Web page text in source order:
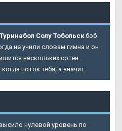
Туринабол Солу Тобольск боб
не учили словам гимна и он
нескольких сотен
поток тебя, а значит.
нулевой уровень по